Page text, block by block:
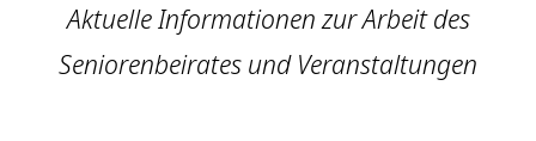
Aktuelle Informationen zur Arbeit des
Seniorenbeirates und Veranstaltungen